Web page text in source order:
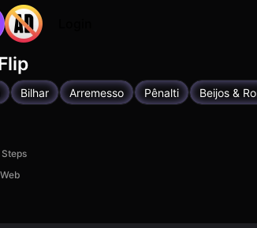
Bilhar Arremesso Pênalti Beijos &